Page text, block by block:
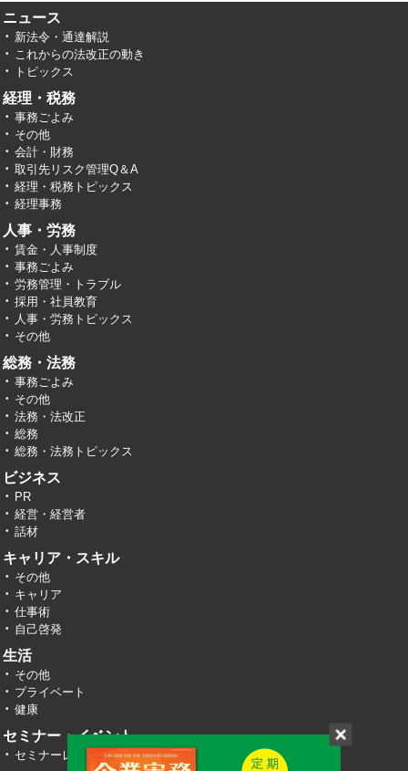
ニュース
新法令・通達解説
これからの法改正の動き
トピックス
経理・税務
事務ごよみ
その他
会計・財務
取引先リスク管理Q＆A
経理・税務トピックス
経理事務
人事・労務
賃金・人事制度
事務ごよみ
労務管理・トラブル
採用・社員教育
人事・労務トピックス
その他
総務・法務
事務ごよみ
その他
法務・法改正
総務
総務・法務トピックス
ビジネス
PR
経営・経営者
話材
キャリア・スキル
その他
キャリア
仕事術
自己啓発
生活
その他
プライベート
健康
セミナー・イベント
セミナーレポート